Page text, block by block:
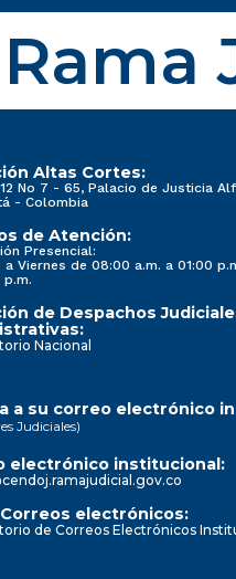
Rama
Altas Cortes:
No 7 - 65, Palacio de Justicia
- Colombia
de Atención:
Presencial:
a Viernes de 08:00 a.m. a 01:00
p.m.
de Despachos
Nacional
a su correo electrónico
Judiciales)
electrónico institucional:
electrónicos:
de Correos Electrónicos